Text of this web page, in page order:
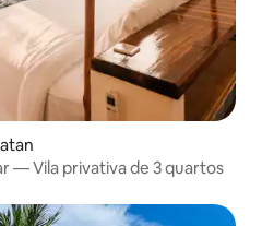
— Vila privativa de 3 quartos